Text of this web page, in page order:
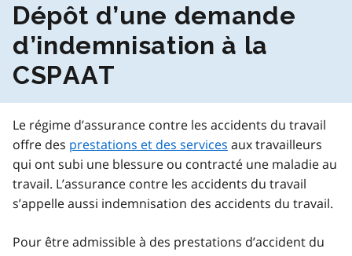
Dépôt d’une demande
d’indemnisation à la
CSPAAT
Le régime d’assurance contre les accidents du travail
offre des prestations et des services aux travailleurs
qui ont subi une blessure ou contracté une maladie au
travail. L’assurance contre les accidents du travail
s’appelle aussi indemnisation des accidents du travail.
Pour être admissible à des prestations d’accident du